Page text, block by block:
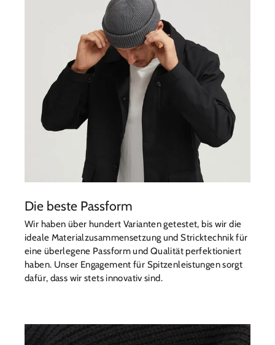
Die beste Passform
Wir haben über hundert Varianten getestet, bis wir die
ideale Materialzusammensetzung und Stricktechnik für
eine überlegene Passform und Qualität perfektioniert
haben. Unser Engagement für Spitzenleistungen sorgt
dafür, dass wir stets innovativ sind.